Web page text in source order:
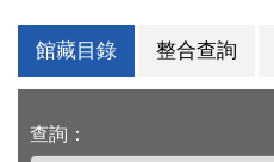
館藏目錄 整合查詢
查詢：